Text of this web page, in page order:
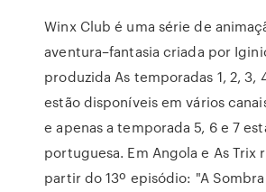
Winx Club é uma série de
aventura–fantasia criada por
produzida As temporadas 1, 2, 3,
estão disponíveis em vários
e apenas a temporada 5, 6 e 7
portuguesa. Em Angola e As Trix
partir do 13º episódio: "A